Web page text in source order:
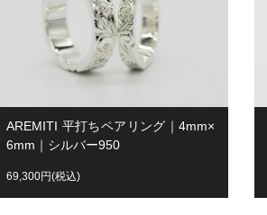
AREMITI 平打ちペアリング｜4mm×
6mm｜シルバー950
69,300円(税込)